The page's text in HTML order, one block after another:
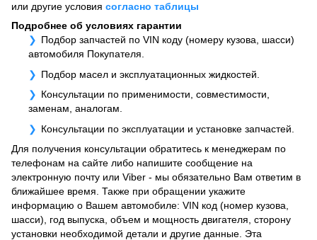
или другие условия согласно таблицы
Подробнее об условиях гарантии
Подбор запчастей по VIN коду (номеру кузова, шасси)
автомобиля Покупателя.
Подбор масел и эксплуатационных жидкостей.
Консультации по применимости, совместимости,
заменам, аналогам.
Консультации по эксплуатации и установке запчастей.
Для получения консультации обратитесь к менеджерам по
телефонам на сайте либо напишите сообщение на
электронную почту или Viber - мы обязательно Вам ответим в
ближайшее время. Также при обращении укажите
информацию о Вашем автомобиле: VIN код (номер кузова,
шасси), год выпуска, объем и мощность двигателя, сторону
установки необходимой детали и другие данные. Эта